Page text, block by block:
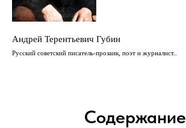
Андрей Терентьевич Губин
Русский советский писатель-прозаик, поэт и журналист..
Содержание